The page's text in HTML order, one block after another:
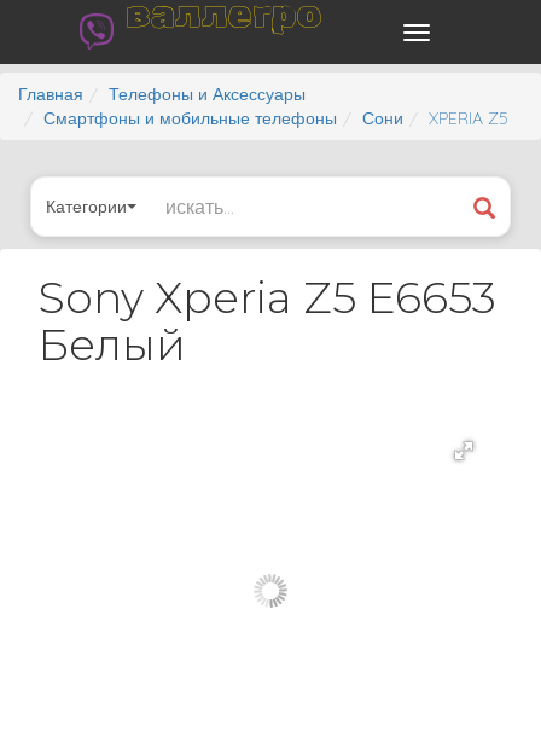
валлегро
Главная
Телефоны и Аксессуары
Смартфоны и мобильные телефоны
Сони XPERIA Z5
Категории
Sony Xperia Z5 E6653
Белый